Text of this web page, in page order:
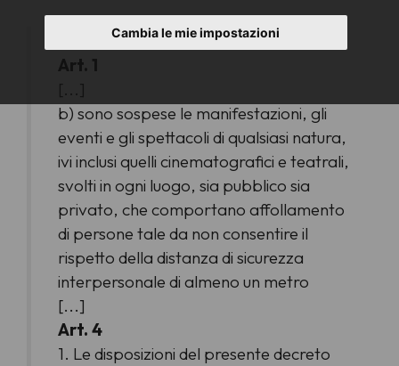
Cambia le mie impostazioni
Art. 1
[...]
b) sono sospese le manifestazioni, gli
eventi e gli spettacoli di qualsiasi natura,
ivi inclusi quelli cinematografici e teatrali,
svolti in ogni luogo, sia pubblico sia
privato, che comportano affollamento
di persone tale da non consentire il
rispetto della distanza di sicurezza
interpersonale di almeno un metro
[...]
Art. 4
1. Le disposizioni del presente decreto